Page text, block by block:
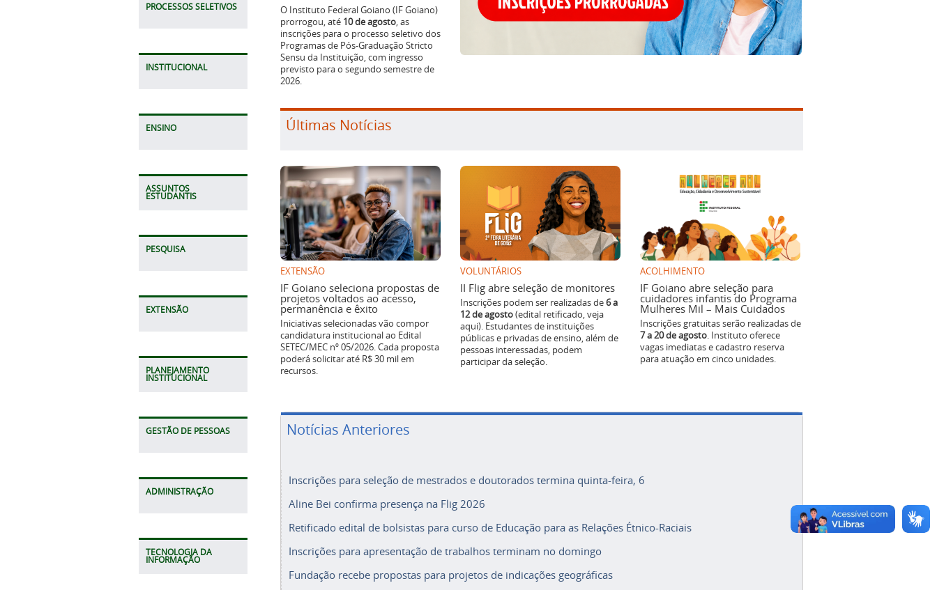
PROCESSOS SELETIVOS
INSTITUCIONAL
ENSINO
ASSUNTOS
ESTUDANTIS
PESQUISA
EXTENSÃO
PLANEJAMENTO
INSTITUCIONAL
GESTÃO DE PESSOAS
ADMINISTRAÇÃO
TECNOLOGIA DA
INFORMAÇÃO
O Instituto Federal Goiano (IF Goiano)
prorrogou, até 10 de agosto, as
inscrições para o processo seletivo dos
Programas de Pós-Graduação Stricto
Sensu da Instituição, com ingresso
previsto para o segundo semestre de
2026.
Últimas Notícias
EXTENSÃO
IF Goiano seleciona propostas de
projetos voltados ao acesso,
permanência e êxito
Iniciativas selecionadas vão compor
candidatura institucional ao Edital
SETEC/MEC nº 05/2026. Cada proposta
poderá solicitar até R$ 30 mil em
recursos.
VOLUNTÁRIOS
II Flig abre seleção de monitores
Inscrições podem ser realizadas de6 a
12 de agosto(edital retificado, veja
aqui). Estudantes de instituições
públicas e privadas de ensino, além de
pessoas interessadas, podem
participar da seleção.
ACOLHIMENTO
IF Goiano abre seleção para
cuidadores infantis do Programa
Mulheres Mil – Mais Cuidados
Inscrições gratuitas serão realizadas de
7 a 20 de agosto. Instituto oferece
vagas imediatas e cadastro reserva
para atuação em cinco unidades.
Notícias Anteriores
Inscrições para seleção de mestrados e doutorados termina quinta-feira, 6
Aline Bei confirma presença na Flig 2026
Retificado edital de bolsistas para curso de Educação para as Relações Étnico-Raciais
Inscrições para apresentação de trabalhos terminam no domingo
Fundação recebe propostas para projetos de indicações geográficas